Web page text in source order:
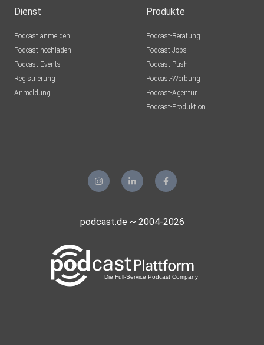
Dienst
Podcast anmelden
Podcast hochladen
Podcast-Events
Registrierung
Anmeldung
Produkte
Podcast-Beratung
Podcast-Jobs
Podcast-Push
Podcast-Werbung
Podcast-Agentur
Podcast-Produktion
podcast.de ~ 2004-2026